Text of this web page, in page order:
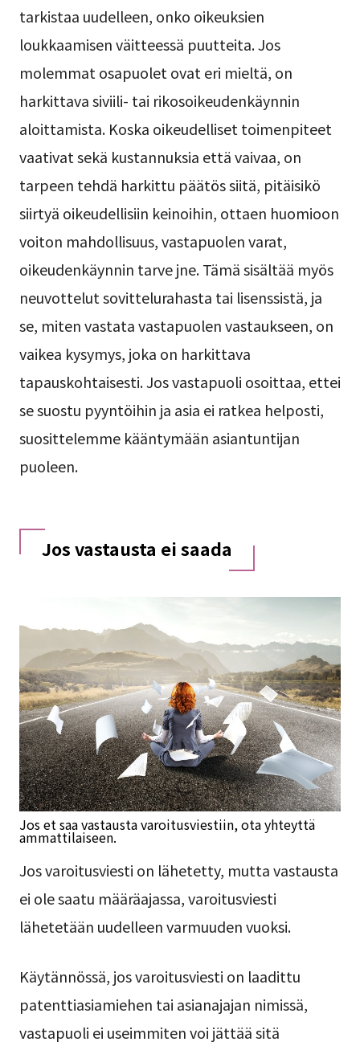
tarkistaa uudelleen, onko oikeuksien
loukkaamisen väitteessä puutteita. Jos
molemmat osapuolet ovat eri mieltä, on
harkittava siviili- tai rikosoikeudenkäynnin
aloittamista. Koska oikeudelliset toimenpiteet
vaativat sekä kustannuksia että vaivaa, on
tarpeen tehdä harkittu päätös siitä, pitäisikö
siirtyä oikeudellisiin keinoihin, ottaen huomioon
voiton mahdollisuus, vastapuolen varat,
oikeudenkäynnin tarve jne. Tämä sisältää myös
neuvottelut sovittelurahasta tai lisenssistä, ja
se, miten vastata vastapuolen vastaukseen, on
vaikea kysymys, joka on harkittava
tapauskohtaisesti. Jos vastapuoli osoittaa, ettei
se suostu pyyntöihin ja asia ei ratkea helposti,
suosittelemme kääntymään asiantuntijan
puoleen.
Jos vastausta ei saada
Jos et saa vastausta varoitusviestiin, ota yhteyttä
ammattilaiseen.
Jos varoitusviesti on lähetetty, mutta vastausta
ei ole saatu määräajassa, varoitusviesti
lähetetään uudelleen varmuuden vuoksi.
Käytännössä, jos varoitusviesti on laadittu
patenttiasiamiehen tai asianajajan nimissä,
vastapuoli ei useimmiten voi jättää sitä